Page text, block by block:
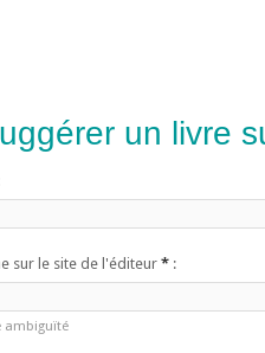
un livre
sur le site de l'éditeur * :
ambiguïté